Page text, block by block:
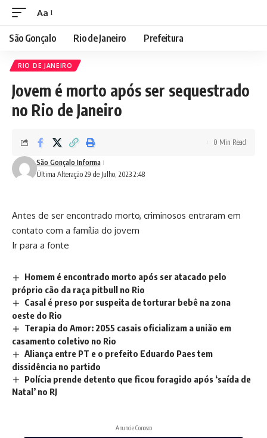
Aa
São Gonçalo Rio de Janeiro Prefeitura
RIO DE JANEIRO
Jovem é morto após ser sequestrado
no Rio de Janeiro
Última Alteração 29 de Julho, 2023 2:48
São Gonçalo Informa
0 Min Read
Antes de ser encontrado morto, criminosos entraram em
contato com a família do jovem
Ir para a fonte
Homem é encontrado morto após ser atacado pelo
próprio cão da raça pitbull no Rio
Casal é preso por suspeita de torturar bebê na zona
oeste do Rio
Terapia do Amor: 2055 casais oficializam a união em
casamento coletivo no Rio
Aliança entre PT e o prefeito Eduardo Paes tem
dissidência no partido
Polícia prende detento que ficou foragido após ‘saída de
Natal’ no RJ
Anuncie Conosco